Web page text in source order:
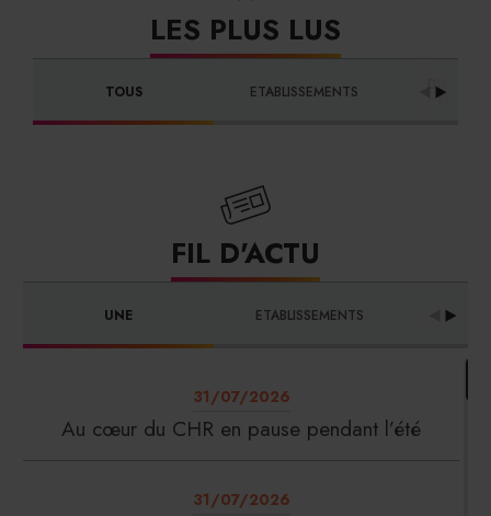
LES PLUS LUS
TOUS ETABLISSEMENTS
FIL D'ACTU
UNE ETABLISSEMENTS
31/07/2026
Au cœur du CHR en pause pendant l’été
31/07/2026